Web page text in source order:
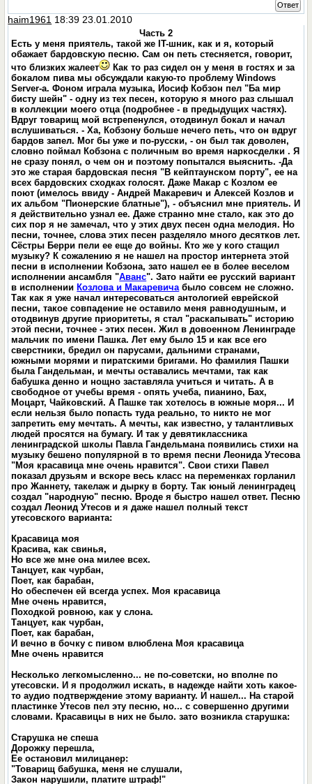
Ответ
haim1961 18:39 23.01.2010
Часть 2
Есть у меня приятель, такой же IT-шник, как и я, который
обажает бардовскую песню. Сам он петь стесняется, говорит,
что близких жалеет
Как то раз сидел он у меня в гостях и за
бокалом пива мы обсуждали какую-то проблему Windows
Server-а. Фоном играла музыка, Иосиф Кобзон пел "Ба мир
бисту шейн" - одну из тех песен, которую я много раз слышал
в коллекции моего отца (подробнее - в предыдущих частях).
Вдруг товарищ мой встрепенулся, отодвинул бокал и начал
вслушиваться. - Ха, Кобзону больше нечего петь, что он вдруг
бардов запел. Мог бы уже и по-русски, - он был так доволен,
словно поймал Кобзона с поличным во время наркосделки . Я
не сразу понял, о чем он и поэтому попытался выяснить. -Да
это же старая бардовская песня "В кейптаунском порту", ее на
всех бардовских сходках голосят. Даже Макар с Козлом ее
поют (имелось ввиду - Андрей Макаревич и Алексей Козлов и
их альбом "Пионерские блатные"), - объяснил мне приятель. И
я действительно узнал ее. Даже странно мне стало, как это до
сих пор я не замечал, что у этих двух песен одна мелодия. Но
песни, точнее, слова этих песен разделяло много десятков лет.
Сёстры Берри пели ее еще до войны. Кто же у кого стащил
музыку? К сожалению я не нашел на простор интернета этой
песни в исполнении Кобзона, зато нашел ее в более веселом
исполнении ансамбля "Аванс". Зато найти ее русский вариант
в исполнении Козлова и Макаревичабыло совсем не сложно.
Так как я уже начал интересоваться антологией еврейской
песни, такое совпадение не оставило меня равнодушным, и
отодвинув другие приоритеты, я стал "раскапывать" историю
этой песни, точнее - этих песен. Жил в довоенном Ленинграде
мальчик по имени Пашка. Лет ему было 15 и как все его
сверстники, бредил он парусами, дальними странами,
южными морями и пиратскими бригами. Но фамилия Пашки
была Гандельман, и мечты оставались мечтами, так как
бабушка денно и нощно заставляла учиться и читать. А в
свободное от учебы время - опять учеба, пианино, Бах,
Моцарт, Чайковский. А Пашке так хотелось в южные моря... И
если нельзя было попасть туда реально, то никто не мог
запретить ему мечтать. А мечты, как известно, у талантливых
людей просятся на бумагу. И так у девятиклассника
ленинградской школы Павла Гандельмана появились стихи на
музыку бешено популярной в то время песни Леонида Утесова
"Моя красавица мне очень нравится". Свои стихи Павел
показал друзьям и вскоре весь класс на переменках горланил
про Жаннету, такелаж и дырку в борту. Так юный ленинградец
создал "народную" песню. Вроде я быстро нашел ответ. Песню
создал Леонид Утесов и я даже нашел полный текст
утесовского варианта:
Красавица моя
Красива, как свинья,
Но все же мне она милее всех.
Танцует, как чурбан,
Поет, как барабан,
Но обеспечен ей всегда успех. Моя красавица
Мне очень нравится,
Походкой ровною, как у слона.
Танцует, как чурбан,
Поет, как барабан,
И вечно в бочку с пивом влюблена Моя красавица
Мне очень нравится
Несколько легкомысленно... не по-советски, но вполне по
утесовски. И я продолжил искать, в надежде найти хоть какое-
то аудио подтверждение этому варианту. И нашел... На старой
пластинке Утесов пел эту песню, но... с совершенно другими
словами. Красавицы в них не было. зато возникла старушка:
Старушка не спеша
Дорожку перешла,
Ее остановил милицанер:
"Товарищ бабушка, меня не слушали,
Закон нарушили, платите штраф!"